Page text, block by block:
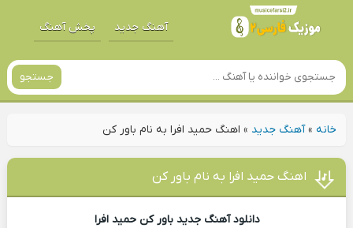
آهنگ جدید پخش آهنگ
جستجو
خانه»آهنگ جدید » اهنگ حمید افرا به نام باور کن
اهنگ حمید افرا به نام باور کن
دانلود آهنگ جدید باور کن حمید افرا